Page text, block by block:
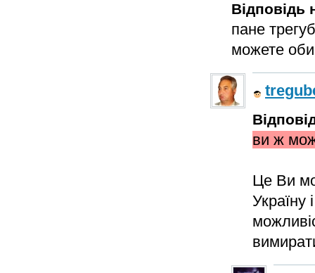
Відповідь
пане
можете
ви ж
Це Ви
Україну